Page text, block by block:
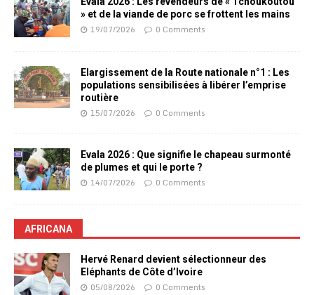
» et de la viande de porc se frottent les mains
19/07/2026 0 Comments
Elargissement de la Route nationale n°1 : Les
populations sensibilisées à libérer l’emprise
routière
15/07/2026 0 Comments
Evala 2026 : Que signifie le chapeau surmonté
de plumes et qui le porte ?
14/07/2026 0 Comments
AFRICANA
Hervé Renard devient sélectionneur des
Eléphants de Côte d’Ivoire
05/08/2026 0 Comments